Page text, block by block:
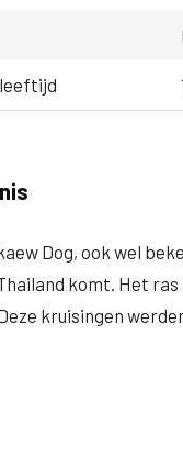
Dog, ook wel
komt. Het
kruisingen